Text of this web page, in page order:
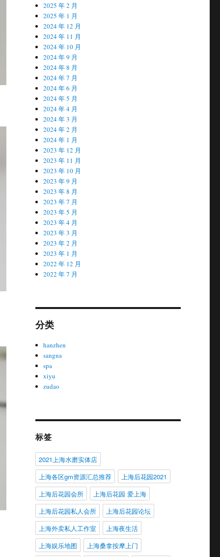
2025 年 2 月
2025 年 1 月
2024 年 12 月
2024 年 11 月
2024 年 10 月
2024 年 9 月
2024 年 8 月
2024 年 7 月
2024 年 6 月
2024 年 5 月
2024 年 4 月
2024 年 3 月
2024 年 2 月
2024 年 1 月
2023 年 12 月
2023 年 11 月
2023 年 10 月
2023 年 9 月
2023 年 8 月
2023 年 7 月
2023 年 5 月
2023 年 4 月
2023 年 3 月
2023 年 2 月
2023 年 1 月
2022 年 12 月
2022 年 7 月
分类
hanzhen
sangna
spa
xiyu
zudao
标签
2021上海水磨实体店
上海各区gm资源汇总推荐
上海后花园2021
上海后花园会所
上海后花园 爱上海
上海后花园私人会所
上海后花园论坛
上海外卖私人工作室
上海夜生活
上海娱乐地图
上海桑拿按摩上门